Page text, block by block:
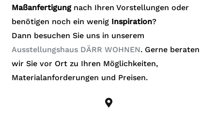
Maßanfertigungnach Ihren Vorstellungen oder
benötigen noch ein wenig Inspiration?
Dann besuchen Sie uns in unserem
Ausstellungshaus DÄRR WOHNEN. Gerne beraten
wir Sie vor Ort zu Ihren Möglichkeiten,
Materialanforderungen und Preisen.